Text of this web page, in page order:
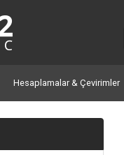
Hesaplamalar & Çevirimler